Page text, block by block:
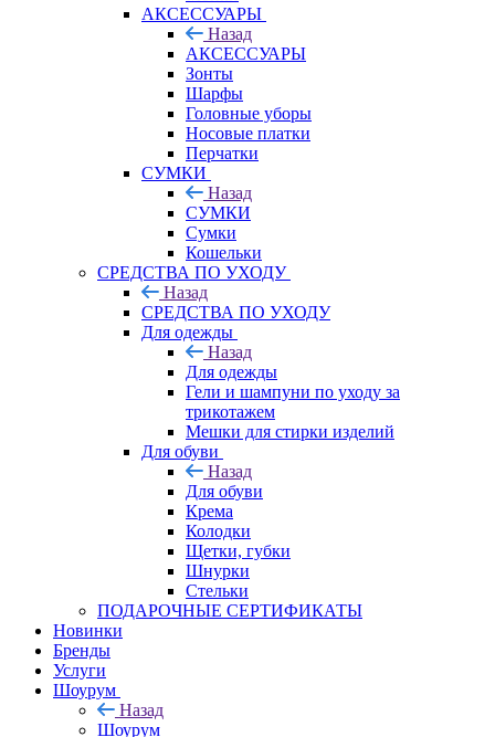
АКСЕССУАРЫ
Назад
АКСЕССУАРЫ
Зонты
Шарфы
Головные уборы
Носовые платки
Перчатки
СУМКИ
Назад
СУМКИ
Сумки
Кошельки
CРЕДСТВА ПО УХОДУ
Назад
CРЕДСТВА ПО УХОДУ
Для одежды
Назад
Для одежды
Гели и шампуни по уходу за
трикотажем
Мешки для стирки изделий
Для обуви
Назад
Для обуви
Крема
Колодки
Щетки, губки
Шнурки
Стельки
ПОДАРОЧНЫЕ СЕРТИФИКАТЫ
Новинки
Бренды
Услуги
Шоурум
Назад
Шоурум